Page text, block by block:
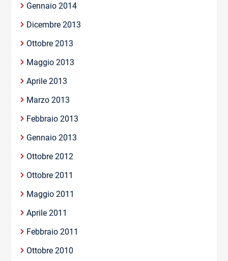
Gennaio 2014
Dicembre 2013
Ottobre 2013
Maggio 2013
Aprile 2013
Marzo 2013
Febbraio 2013
Gennaio 2013
Ottobre 2012
Ottobre 2011
Maggio 2011
Aprile 2011
Febbraio 2011
Ottobre 2010